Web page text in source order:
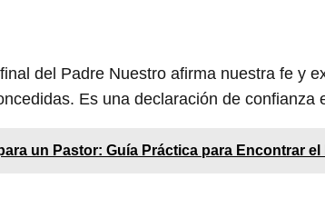
del Padre Nuestro afirma nuestra fe y
Es una declaración de confianza
un Pastor: Guía Práctica para Encontrar